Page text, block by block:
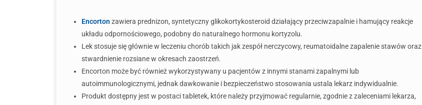
Encorton zawiera prednizon, syntetyczny glikokortykosteroid działający przeciwzapalnie i hamujący reakcje
układu odpornościowego, podobny do naturalnego hormonu kortyzolu.
Lek stosuje się głównie w leczeniu chorób takich jak zespół nerczycowy, reumatoidalne zapalenie stawów oraz
stwardnienie rozsiane w okresach zaostrzeń.
Encorton może być również wykorzystywany u pacjentów z innymi stanami zapalnymi lub
autoimmunologicznymi, jednak dawkowanie i bezpieczeństwo stosowania ustala lekarz indywidualnie.
Produkt dostępny jest w postaci tabletek, które należy przyjmować regularnie, zgodnie z zaleceniami lekarza,